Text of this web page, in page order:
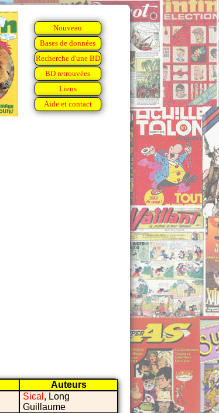
Nouveau
Bases de données
Recherche d'une BD
BD retrouvées
Liens
Aide et contact
Auteurs
Sical , Long
Guillaume